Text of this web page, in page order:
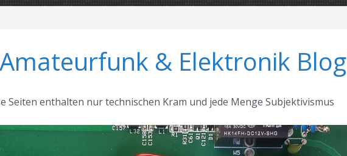
& Elektronik Blog
Seiten enthalten nur technischen Kram und jede Menge Subjektivismus